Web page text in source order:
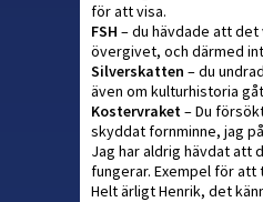
för att visa.
FSH – du hävdade att
övergivet, och därmed
Silverskatten – du
även om kulturhistoria
Kostervraket– Du
skyddat fornminne, jag
Jag har aldrig hävdat att
fungerar. Exempel för att
Helt ärligt Henrik, det